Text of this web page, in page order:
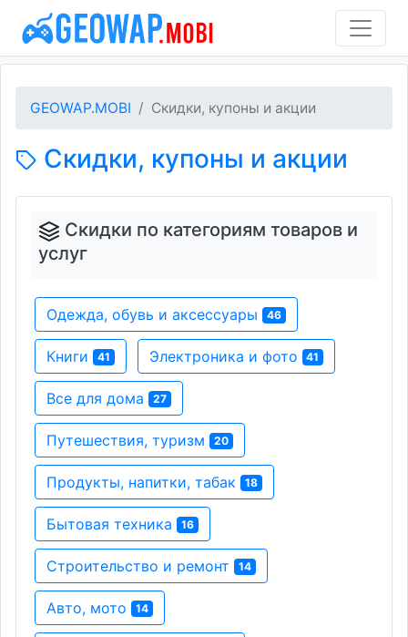
GEOWAP.MOBI Скидки, купоны и акции
Скидки, купоны и акции
Скидки по категориям товаров и
услуг
Одежда, обувь и аксессуары 46
Книги 41 Электроника и фото 41
Все для дома 27
Путешествия, туризм 20
Продукты, напитки, табак 18
Бытовая техника 16
Строительство и ремонт 14
Авто, мото 14